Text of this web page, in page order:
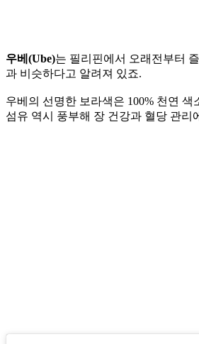
우베(Ube)는 필리핀에서 오래전부터
과 비슷하다고 알려져 있죠.
우베의 선명한 보라색은 100% 천연
섬유 역시 풍부해 장 건강과 혈당 관